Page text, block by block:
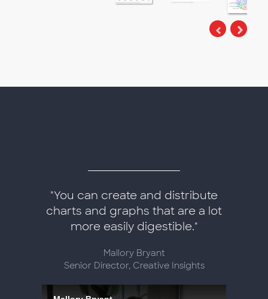
"You can create and distribute
charts and graphs that are a lot
more easily digestible."
Mallory Bryant
Senior Director, Creative Insights